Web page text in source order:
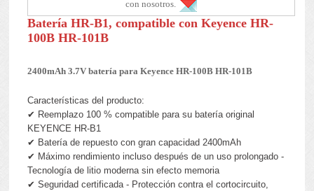
con nosotros.
Batería HR-B1, compatible con Keyence HR-
100B HR-101B
2400mAh 3.7V batería para Keyence HR-100B HR-101B
Características del producto:
✔ Reemplazo 100 % compatible para su batería original
KEYENCE HR-B1
✔ Batería de repuesto con gran capacidad 2400mAh
✔ Máximo rendimiento incluso después de un uso prolongado -
Tecnología de litio moderna sin efecto memoria
✔ Seguridad certificada - Protección contra el cortocircuito,